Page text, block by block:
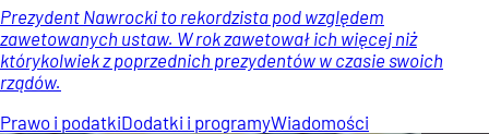
Prezydent Nawrocki to rekordzista pod względem
zawetowanych ustaw. W rok zawetował ich więcej niż
którykolwiek z poprzednich prezydentów w czasie swoich
rządów.
Prawo i podatkiDodatki i programyWiadomości